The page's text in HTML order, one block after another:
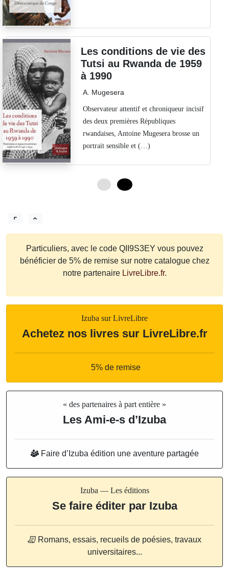
Les conditions de vie des
Tutsi au Rwanda de 1959
à 1990
A. Mugesera
Observateur attentif et chroniqueur incisif
des deux premières Républiques
rwandaises, Antoine Mugesera brosse un
portrait sensible et (…)
Particuliers, avec le code QII9S3EY vous pouvez
bénéficier de 5% de remise sur notre catalogue chez
notre partenaire LivreLibre.fr.
Izuba sur LivreLibre
Achetez nos livres sur LivreLibre.fr
5% de remise
« des partenaires à part entière »
Les Ami-e-s d’Izuba
Faire d’Izuba édition une aventure partagée
Izuba — Les éditions
Se faire éditer par Izuba
Romans, essais, recueils de poésies, travaux
universitaires...